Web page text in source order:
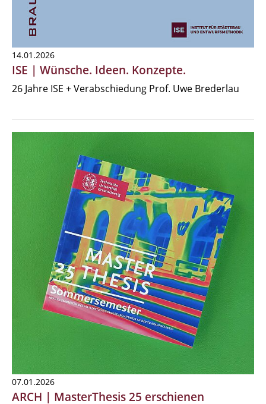
14.01.2026
ISE | Wünsche. Ideen. Konzepte.
26 Jahre ISE + Verabschiedung Prof. Uwe Brederlau
07.01.2026
ARCH | MasterThesis 25 erschienen